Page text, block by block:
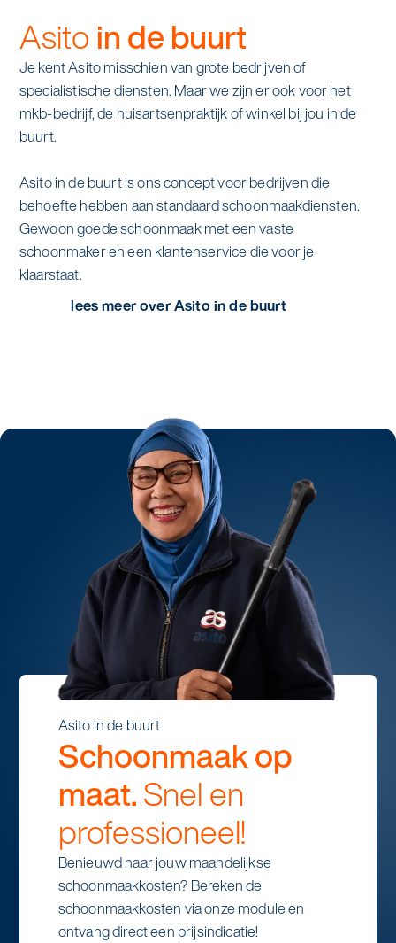
Asito in de buurt
Je kent Asito misschien van grote bedrijven of
specialistische diensten. Maar we zijn er ook voor het
mkb-bedrijf, de huisartsenpraktijk of winkel bij jou in de
buurt.
Asito in de buurt is ons concept voor bedrijven die
behoefte hebben aan standaard schoonmaakdiensten.
Gewoon goede schoonmaak met een vaste
schoonmaker en een klantenservice die voor je
klaarstaat.
lees meer over Asito in de buurt
Asito in de buurt
Schoonmaak op
maat.Snel en
professioneel!
Benieuwd naar jouw maandelijkse
schoonmaakkosten? Bereken de
schoonmaakkosten via onze module en
ontvang direct een prijsindicatie!